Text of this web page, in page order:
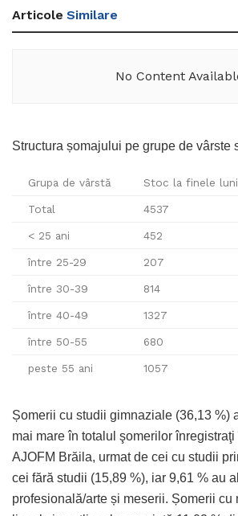
Articole Similare
No Content
Structura șomajului pe grupe de vârste
Grupa de vârstă Stoc la finele
Total 4537
< 25 ani 452
între 25-29 207
între 30-39 814
între 40-49 1327
între 50-55 680
peste 55 ani 1057
Șomerii cu studii gimnaziale (36,13 %)
mai mare în totalul şomerilor
AJOFM Brăila, urmat de cei cu studii
cei fără studii (15,89 %), iar 9,61 % au
profesională/arte și meserii. Șomerii cu